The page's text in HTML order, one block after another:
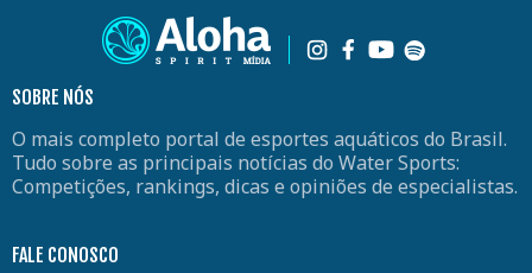
SOBRE NÓS
O mais completo portal de esportes aquáticos do Brasil.
Tudo sobre as principais notícias do Water Sports:
Competições, rankings, dicas e opiniões de especialistas.
FALE CONOSCO